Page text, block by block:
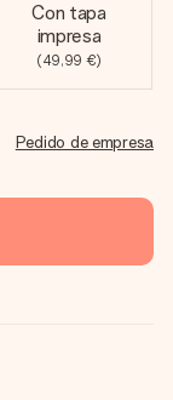
Con tapa
impresa
(49,99 €)
Pedido de empresa